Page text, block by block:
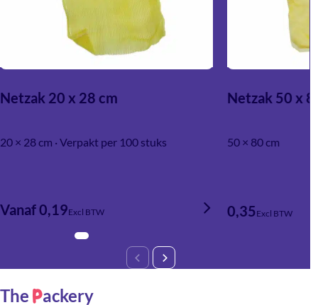
Netzak 20 x 28 cm
20 × 28 cm · Verpakt per 100 stuks
Vanaf 0,19Excl BTW
Netzak 50 x
50 × 80 cm
0,35Excl BTW
The Packery